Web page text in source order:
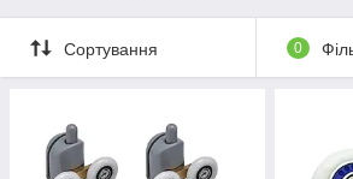
Сортування 0